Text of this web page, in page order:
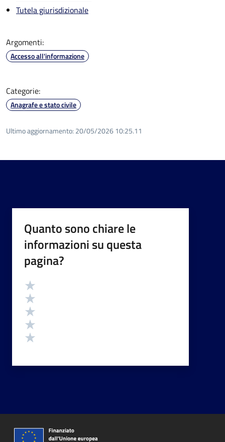
Tutela giurisdizionale
Argomenti:
Accesso all'informazione
Categorie:
Anagrafe e stato civile
Ultimo aggiornamento: 20/05/2026 10:25.11
Quanto sono chiare le
informazioni su questa
pagina?
Valutazione